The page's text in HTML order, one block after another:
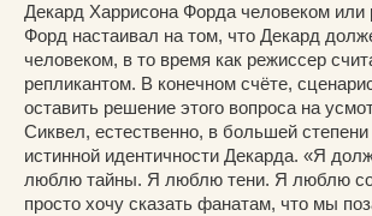
Декард Харрисона Форда человеком или
Форд настаивал на том, что Декард
человеком, в то время как режиссер
репликантом. В конечном счёте,
оставить решение этого вопроса на
Сиквел, естественно, в большей степени
истинной идентичности Декарда. «Я
люблю тайны. Я люблю тени. Я люблю
просто хочу сказать фанатам, что мы